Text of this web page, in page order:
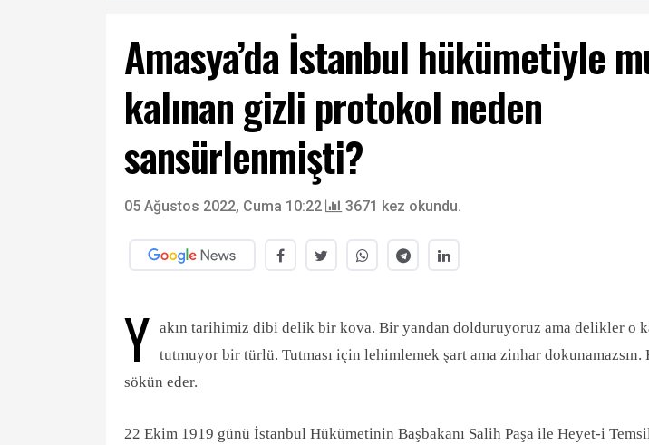
Amasya’da İstanbul hükümetiyle
kalınan gizli protokol neden
sansürlenmişti?
05 Ağustos 2022, Cuma 10:22 3671 kez okundu.
Y akın tarihimiz dibi delik bir kova. Bir yandan dolduruyoruz ama delikler o
tutmuyor bir türlü. Tutması için lehimlemek şart ama zinhar dokunamazsın.
sökün eder.
22 Ekim 1919 günü İstanbul Hükümetinin Başbakanı Salih Paşa ile Heyet-i